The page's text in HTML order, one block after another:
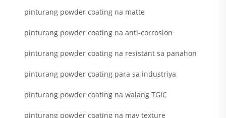
pinturang powder coating na matte
pinturang powder coating na anti-corrosion
pinturang powder coating na resistant sa panahon
pinturang powder coating para sa industriya
pinturang powder coating na walang TGIC
pinturang powder coating na may texture